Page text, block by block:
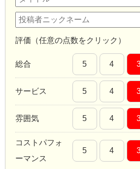
評価（任意の点数をクリック）
総合 5 4
サービス 5 4
雰囲気 5 4
コストパフォ
ーマンス
5 4